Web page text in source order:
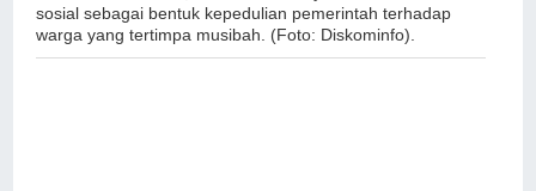
sosial sebagai bentuk kepedulian pemerintah terhadap
warga yang tertimpa musibah. (Foto: Diskominfo).